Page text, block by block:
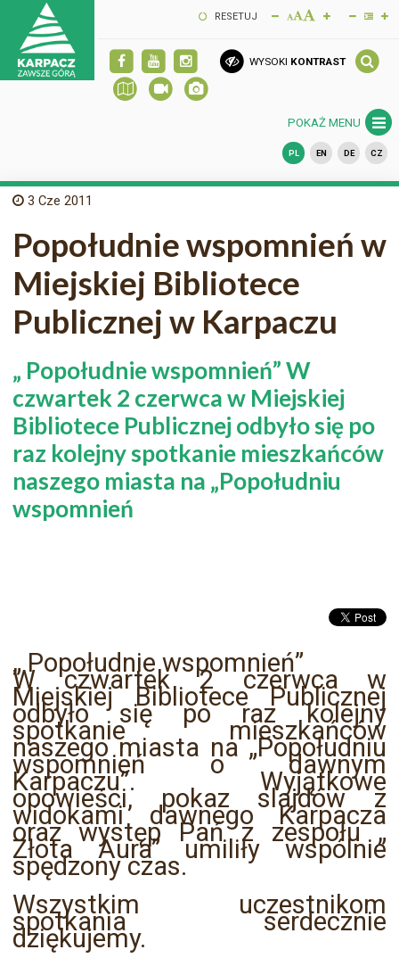
RESETUJ
WYSOKI KONTRAST
POKAŻ MENU
PL EN DE CZ
3 Cze 2011
Popołudnie wspomnień w
Miejskiej Bibliotece
Publicznej w Karpaczu
„ Popołudnie wspomnień” W
czwartek 2 czerwca w Miejskiej
Bibliotece Publicznej odbyło się po
raz kolejny spotkanie mieszkańców
naszego miasta na „Popołudniu
wspomnień
„ Popołudnie wspomnień”
W czwartek 2 czerwca w
Miejskiej Bibliotece Publicznej
odbyło się po raz kolejny
spotkanie mieszkańców
naszego miasta na „Popołudniu
wspomnień o dawnym
Karpaczu”. Wyjątkowe
opowieści, pokaz slajdów z
widokami dawnego Karpacza
oraz występ Pań z zespołu „
Złota Aura” umiliły wspólnie
spędzony czas.
Wszystkim uczestnikom
spotkania serdecznie
dziękujemy.